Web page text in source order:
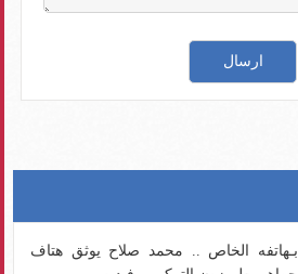
بـهاتفه الخاص .. محمد صلاح يوثق هتاف